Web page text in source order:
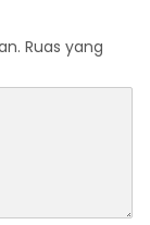
Ruas yang